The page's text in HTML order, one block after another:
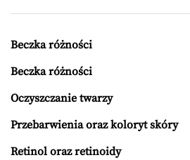
Beczka różności
Beczka różności
Oczyszczanie twarzy
Przebarwienia oraz koloryt skóry
Retinol oraz retinoidy